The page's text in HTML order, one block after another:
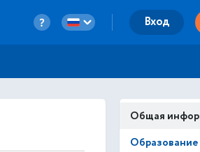
Вход
Общая
Образование